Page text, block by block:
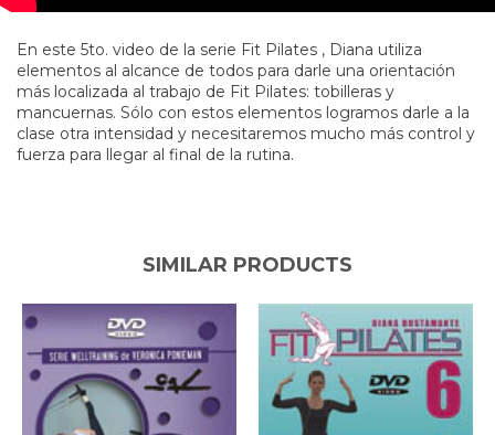
En este 5to. video de la serie Fit Pilates , Diana utiliza
elementos al alcance de todos para darle una orientación
más localizada al trabajo de Fit Pilates: tobilleras y
mancuernas. Sólo con estos elementos logramos darle a la
clase otra intensidad y necesitaremos mucho más control y
fuerza para llegar al final de la rutina.
SIMILAR PRODUCTS